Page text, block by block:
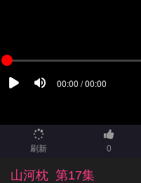
刷新 0
山河枕 第17集